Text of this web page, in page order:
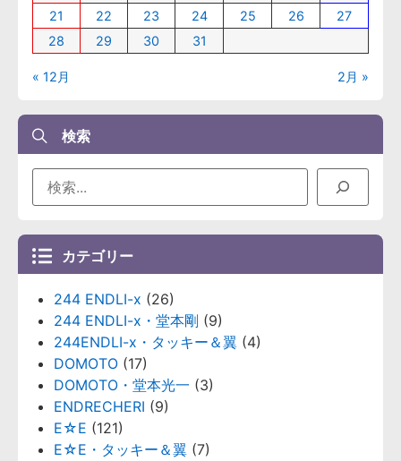
21
22 23 24 25 26
27
28
29 30 31
« 12月 2月 »
検索
カテゴリー
244 ENDLI-x (26)
244 ENDLI-x・堂本剛 (9)
244ENDLI-x・タッキー＆翼 (4)
DOMOTO (17)
DOMOTO・堂本光一 (3)
ENDRECHERI (9)
E☆E (121)
E☆E・タッキー＆翼 (7)